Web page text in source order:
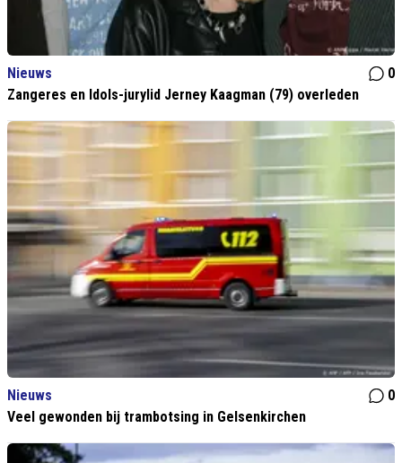
Nieuws
0
Zangeres en Idols-jurylid Jerney Kaagman (79) overleden
Nieuws
0
Veel gewonden bij trambotsing in Gelsenkirchen